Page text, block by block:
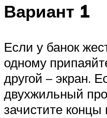
Вариант 1
Если у банок
одному
другой – экран.
двухжильный
зачистите концы